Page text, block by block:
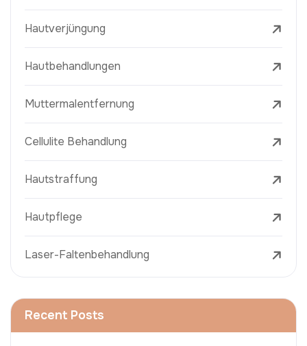
Hautverjüngung
Hautbehandlungen
Muttermalentfernung
Cellulite Behandlung
Hautstraffung
Hautpflege
Laser-Faltenbehandlung
Recent Posts